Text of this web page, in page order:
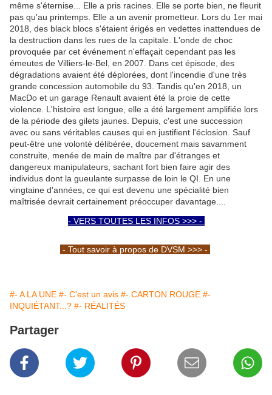
même s'éternise... Elle a pris racines. Elle se porte bien, ne fleurit
pas qu'au printemps. Elle a un avenir prometteur. Lors du 1er mai
2018, des black blocs s'étaient érigés en vedettes inattendues de
la destruction dans les rues de la capitale. L'onde de choc
provoquée par cet événement n'effaçait cependant pas les
émeutes de Villiers-le-Bel, en 2007. Dans cet épisode, des
dégradations avaient été déplorées, dont l'incendie d'une très
grande concession automobile du 93. Tandis qu'en 2018, un
MacDo et un garage Renault avaient été la proie de cette
violence. L'histoire est longue, elle a été largement amplifiée lors
de la période des gilets jaunes. Depuis, c'est une succession
avec ou sans véritables causes qui en justifient l'éclosion. Sauf
peut-être une volonté délibérée, doucement mais savamment
construite, menée de main de maître par d'étranges et
dangereux manipulateurs, sachant fort bien faire agir des
individus dont la gueulante surpasse de loin le QI. En une
vingtaine d'années, ce qui est devenu une spécialité bien
maîtrisée devrait certainement préoccuper davantage....
- VERS TOUTES LES INFOS >>> -
- Tout savoir à propos de DVSM >>> -
#- A LA UNE #- C'est un avis #- CARTON ROUGE #-
INQUIÉTANT...? #- RÉALITÉS
Partager